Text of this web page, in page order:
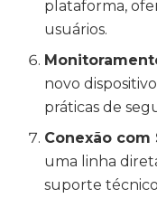
plataforma,
usuários.
novo
práticas de
Conexão
uma linha
suporte